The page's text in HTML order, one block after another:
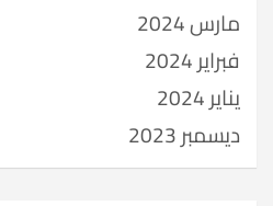
مارس 2024
فبراير 2024
يناير 2024
ديسمبر 2023